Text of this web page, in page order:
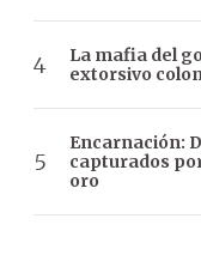
La mafia del
extorsivo
Encarnación:
capturados
oro